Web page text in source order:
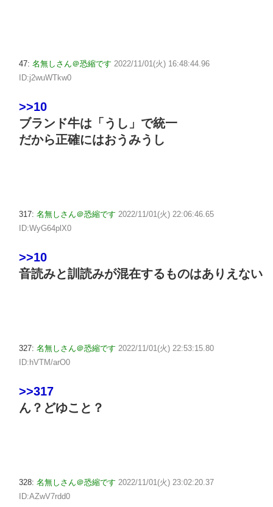
47: 名無しさん＠恐縮です 2022/11/01(火) 16:48:44.96
ID:j2wuWTkw0
>>10
ブランド牛は「うし」で統一
だから正確にはおうみうし
317: 名無しさん＠恐縮です 2022/11/01(火) 22:06:46.65
ID:WyG64plX0
>>10
音読みと訓読みが混在するものはありえない
327: 名無しさん＠恐縮です 2022/11/01(火) 22:53:15.80
ID:hVTM/arO0
>>317
ん？どゆこと？
328: 名無しさん＠恐縮です 2022/11/01(火) 23:02:20.37
ID:AZwV7rdd0